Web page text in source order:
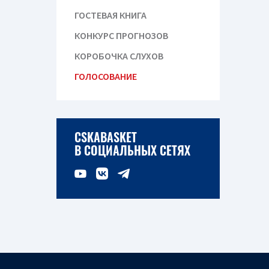
ГОСТЕВАЯ КНИГА
КОНКУРС ПРОГНОЗОВ
КОРОБОЧКА СЛУХОВ
ГОЛОСОВАНИЕ
CSKABASKET
В СОЦИАЛЬНЫХ СЕТЯХ